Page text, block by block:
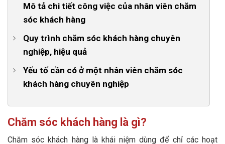
1. Tạo trải nghiệm tích cực cho khách hàng
2. Xây dựng mối quan hệ với khách hàng
3. Tạo ấn tượng tốt, xây dựng lợi thế cạnh tranh cho
doanh nghiệp
4. Thu hút khách hàng tiềm năng
Mô tả chi tiết công việc của nhân viên chăm
sóc khách hàng
Quy trình chăm sóc khách hàng chuyên
nghiệp, hiệu quả
1. Quy trình chăm sóc khách hàng trước và trong bán
hàng
Tiến hành phân loại khách hàng và lên danh sách
Yếu tố cần có ở một nhân viên chăm sóc
khách hàng chuyên nghiệp
2. Các kỹ năng quan trọng
3. Thái độ nghề nghiệp
Chăm sóc khách hàng là gì?
Chăm sóc khách hàng là khái niệm dùng để chỉ các hoạt